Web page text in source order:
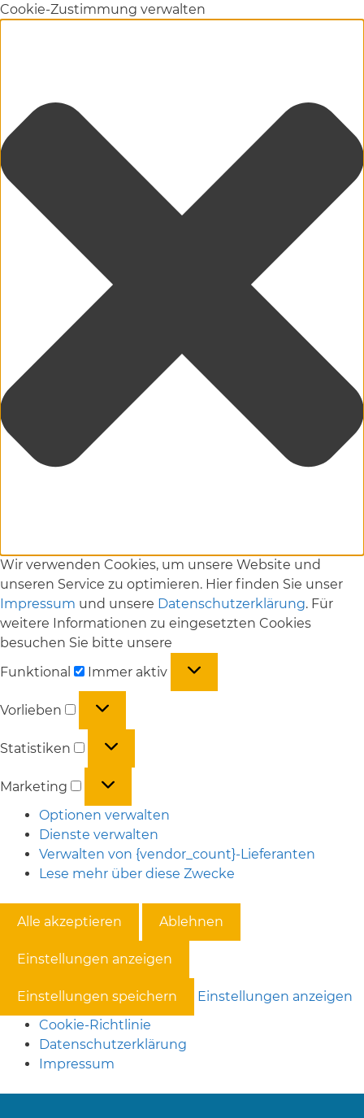
Cookie-Zustimmung verwalten
Wir verwenden Cookies, um unsere Website und
unseren Service zu optimieren. Hier finden Sie unser
Impressum und unsere Datenschutzerklärung. Für
weitere Informationen zu eingesetzten Cookies
besuchen Sie bitte unsere
Funktional
Immer aktiv
Vorlieben
Statistiken
Marketing
Optionen verwalten
Dienste verwalten
Verwalten von {vendor_count}-Lieferanten
Lese mehr über diese Zwecke
Alle akzeptieren Ablehnen
Einstellungen anzeigen
Einstellungen speichern
Einstellungen anzeigen
Cookie-Richtlinie
Datenschutzerklärung
Impressum